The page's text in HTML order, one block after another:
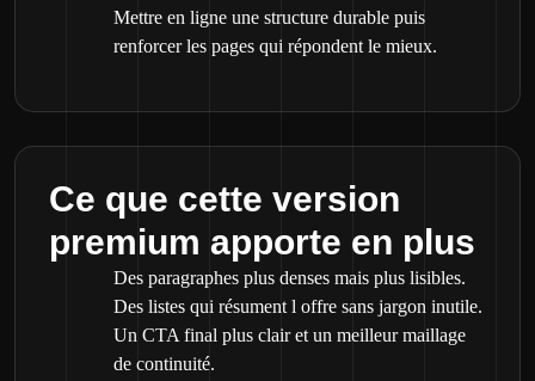
Mettre en ligne une structure durable puis
renforcer les pages qui répondent le mieux.
Ce que cette version
premium apporte en plus
Des paragraphes plus denses mais plus lisibles.
Des listes qui résument l offre sans jargon inutile.
Un CTA final plus clair et un meilleur maillage
de continuité.